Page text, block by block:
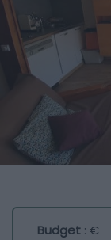
Budget : €